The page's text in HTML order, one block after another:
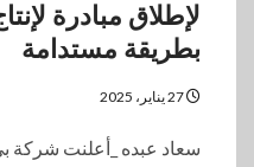
لإطلاق مبادرة
بطريقة مستدامة
سعاد عبده _أعلنت شركة